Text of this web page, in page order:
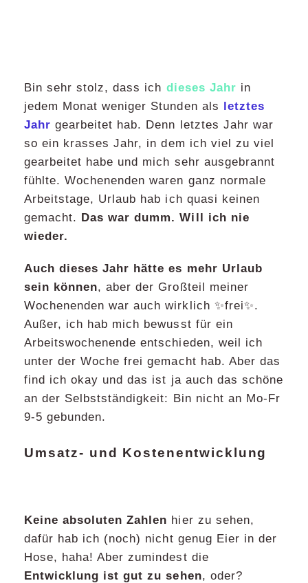
Bin sehr stolz, dass ich dieses Jahr in
jedem Monat weniger Stunden als letztes
Jahr gearbeitet hab. Denn letztes Jahr war
so ein krasses Jahr, in dem ich viel zu viel
gearbeitet habe und mich sehr ausgebrannt
fühlte. Wochenenden waren ganz normale
Arbeitstage, Urlaub hab ich quasi keinen
gemacht. Das war dumm. Will ich nie
wieder.
Auch dieses Jahr hätte es mehr Urlaub
sein können, aber der Großteil meiner
Wochenenden war auch wirklich ✨frei✨.
Außer, ich hab mich bewusst für ein
Arbeitswochenende entschieden, weil ich
unter der Woche frei gemacht hab. Aber das
find ich okay und das ist ja auch das schöne
an der Selbstständigkeit: Bin nicht an Mo-Fr
9-5 gebunden.
Umsatz- und Kostenentwicklung
Keine absoluten Zahlen hier zu sehen,
dafür hab ich (noch) nicht genug Eier in der
Hose, haha! Aber zumindest die
Entwicklung ist gut zu sehen, oder?